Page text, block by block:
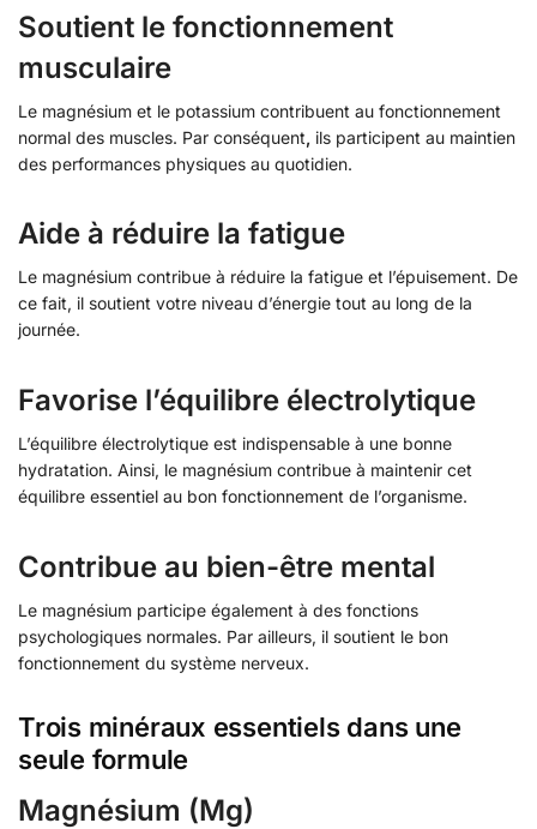
Soutient le fonctionnement
musculaire
Le magnésium et le potassium contribuent au fonctionnement
normal des muscles. Par conséquent, ils participent au maintien
des performances physiques au quotidien.
Aide à réduire la fatigue
Le magnésium contribue à réduire la fatigue et l’épuisement. De
ce fait, il soutient votre niveau d’énergie tout au long de la
journée.
Favorise l’équilibre électrolytique
L’équilibre électrolytique est indispensable à une bonne
hydratation. Ainsi, le magnésium contribue à maintenir cet
équilibre essentiel au bon fonctionnement de l’organisme.
Contribue au bien-être mental
Le magnésium participe également à des fonctions
psychologiques normales. Par ailleurs, il soutient le bon
fonctionnement du système nerveux.
Trois minéraux essentiels dans une
seule formule
Magnésium (Mg)